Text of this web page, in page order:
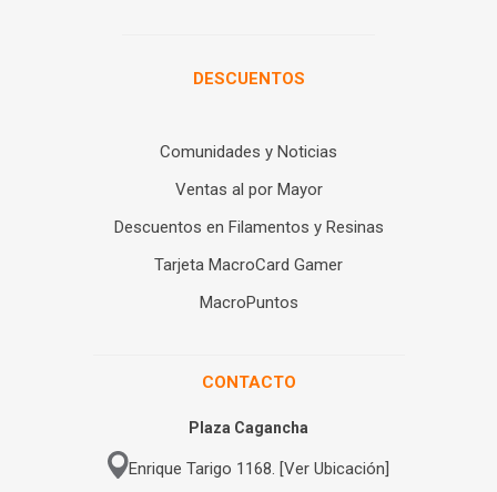
DESCUENTOS
Comunidades y Noticias
Ventas al por Mayor
Descuentos en Filamentos y Resinas
Tarjeta MacroCard Gamer
MacroPuntos
CONTACTO
Plaza Cagancha
Enrique Tarigo 1168. [Ver Ubicación]